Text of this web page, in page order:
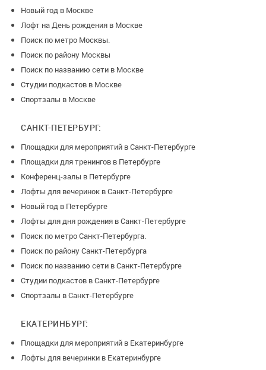
ВАЖНО!
ПРОСМОТР ЗАЛА В БУДНИЕ ДНИ НАЗНАЧАЙТЕ ДО 18:00
без дополнительного согласования , после 18:00 по
согласованию .
В ВЫХОДНЫЕ ИСКЛЮЧИТЕЛЬНО ПО СОГЛАСОВАНИЮ С
ВЛАДЕЛЬЦЕМ ПЛОЩАДКИ!
ЕСЛИ ВЫ НАЗНАЧИЛИ ПРОСМОТР НА ВЫХОДНЫЕ И НЕ
ЗАБЛАГОВРЕМЕННО, Т.К. В ВЫХОДНЫЕ ПЛОЩАДКА
РАБОТАЕТ ТОЛЬКО ПОД МЕРОПРИЯТИЯ И ВЛАДЕЛЕЦ
ПЛОЩАДКИ ВЫЕЗДАЕТ В СВОЙ ДЕНЬ ОТДЫХА
ИСКЛЮЧИТЕЛЬНО ДЛЯ ВСТРЕЧИ С ВАМИ
Новый год в Москве
Лофт на День рождения в Москве
Поиск по метро Москвы.
Поиск по району Москвы
Поиск по названию сети в Москве
Студии подкастов в Москве
Спортзалы в Москве
САНКТ-ПЕТЕРБУРГ:
Площадки для мероприятий в Санкт-Петербурге
Площадки для тренингов в Петербурге
Конференц-залы в Петербурге
Лофты для вечеринок в Санкт-Петербурге
Новый год в Петербурге
Лофты для дня рождения в Санкт-Петербурге
Поиск по метро Санкт-Петербурга.
Поиск по району Санкт-Петербурга
Поиск по названию сети в Санкт-Петербурге
Студии подкастов в Санкт-Петербурге
Спортзалы в Санкт-Петербурге
ЕКАТЕРИНБУРГ:
Площадки для мероприятий в Екатеринбурге
Лофты для вечеринки в Екатеринбурге